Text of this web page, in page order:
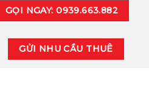
GỌI NGAY: 0939.663.882
GỬI NHU CẦU THUÊ